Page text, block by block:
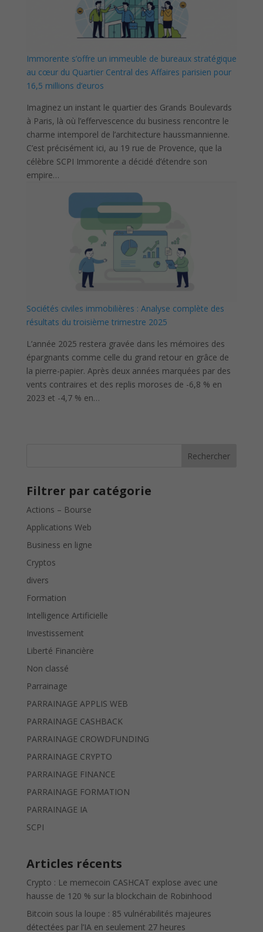
Immorente s’offre un immeuble de bureaux stratégique
au cœur du Quartier Central des Affaires parisien pour
16,5 millions d’euros
Imaginez un instant le quartier des Grands Boulevards
à Paris, là où l’effervescence du business rencontre le
charme intemporel de l’architecture haussmannienne.
C’est précisément ici, au 19 rue de Provence, que la
célèbre SCPI Immorente a décidé d’étendre son
empire…
Sociétés civiles immobilières : Analyse complète des
résultats du troisième trimestre 2025
L’année 2025 restera gravée dans les mémoires des
épargnants comme celle du grand retour en grâce de
la pierre-papier. Après deux années marquées par des
vents contraires et des replis moroses de -6,8 % en
2023 et -4,7 % en…
Rechercher
Filtrer par catégorie
Actions – Bourse
Applications Web
Business en ligne
Cryptos
divers
Formation
Intelligence Artificielle
Investissement
Liberté Financière
Non classé
Parrainage
PARRAINAGE APPLIS WEB
PARRAINAGE CASHBACK
PARRAINAGE CROWDFUNDING
PARRAINAGE CRYPTO
PARRAINAGE FINANCE
PARRAINAGE FORMATION
PARRAINAGE IA
SCPI
Articles récents
Crypto : Le memecoin CASHCAT explose avec une
hausse de 120 % sur la blockchain de Robinhood
Bitcoin sous la loupe : 85 vulnérabilités majeures
détectées par l’IA en seulement 27 heures